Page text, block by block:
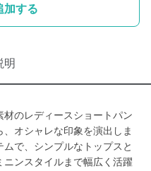
加する
明
材のレディースショートパン
オシャレな印象を演出しま
で、シンプルなトップスと
ンスタイルまで幅広く活躍